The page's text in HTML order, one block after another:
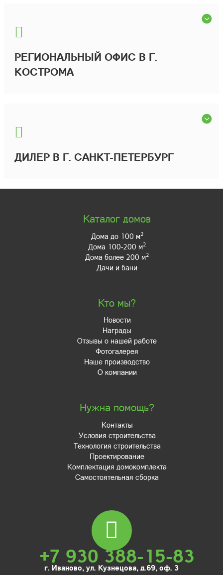
РЕГИОНАЛЬНЫЙ ОФИС В Г.
КОСТРОМА
ДИЛЕР В Г. САНКТ-ПЕТЕРБУРГ
Каталог домов
Дома до 100 м2
Дома 100-200 м2
Дома более 200 м2
Дачи и бани
Кто мы?
Новости
Награды
Отзывы о нашей работе
Фотогалерея
Наше производство
О компании
Нужна помощь?
Контакты
Условия строительства
Технология строительства
Проектирование
Комплектация домокомплекта
Самостоятельная сборка
+7 930 388-15-83
г. Иваново, ул. Кузнецова, д.69, оф. 3